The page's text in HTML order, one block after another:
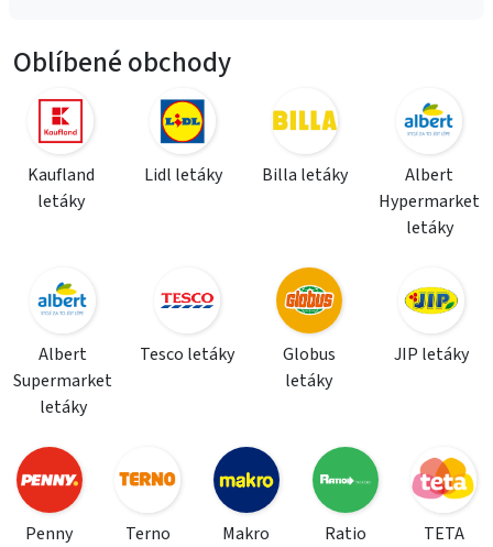
Oblíbené obchody
Kaufland
letáky
Lidl letáky Billa letáky
Albert
Hypermarket
letáky
Albert
Supermarket
letáky
Tesco letáky
Globus
letáky
JIP letáky
Penny
Terno
Makro
Ratio
TETA